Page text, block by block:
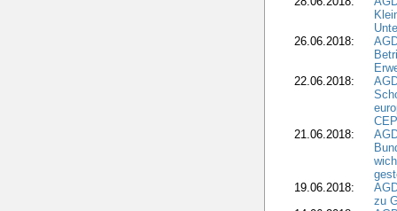
26.06.2018:
22.06.2018:
21.06.2018:
19.06.2018:
zu